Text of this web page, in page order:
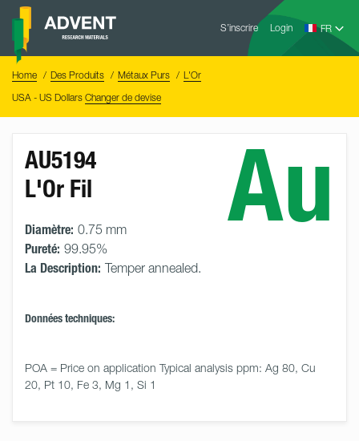
Skip
content
S’inscrire Login
Advent
Home Des Produits Métaux Purs
L'Or
USA - US Dollars Changer de devise
Au
AU5194
L'Or Fil
Diamètre: 0.75 mm
Pureté: 99.95%
La Description: Temper annealed.
Données techniques:
POA = Price on application Typical analysis ppm: Ag 80, Cu
20, Pt 10, Fe 3, Mg 1, Si 1